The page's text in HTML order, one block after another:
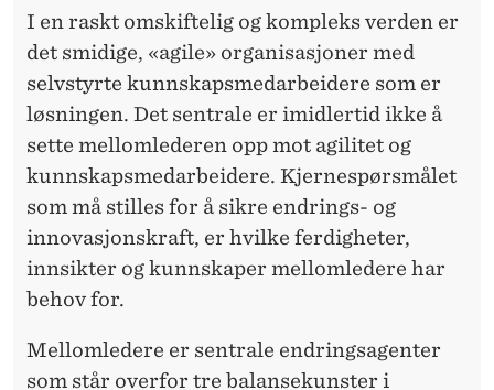
I en raskt omskiftelig og kompleks verden er
det smidige, «agile» organisasjoner med
selvstyrte kunnskapsmedarbeidere som er
løsningen. Det sentrale er imidlertid ikke å
sette mellomlederen opp mot agilitet og
kunnskapsmedarbeidere. Kjernespørsmålet
som må stilles for å sikre endrings- og
innovasjonskraft, er hvilke ferdigheter,
innsikter og kunnskaper mellomledere har
behov for.
Mellomledere er sentrale endringsagenter
som står overfor tre balansekunster i